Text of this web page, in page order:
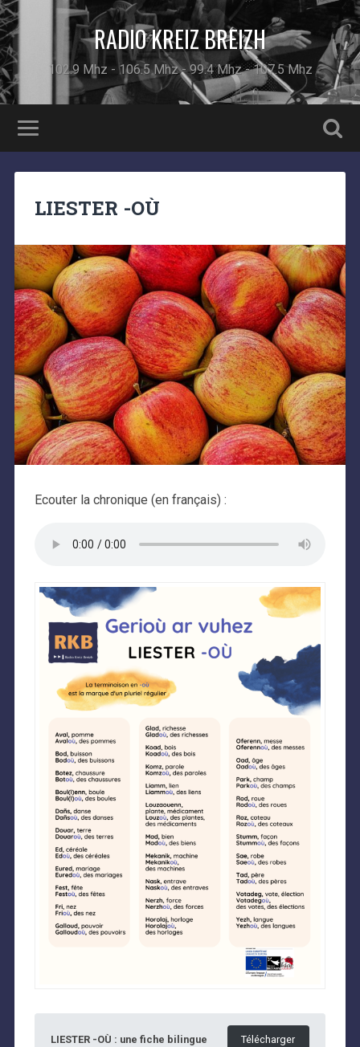
RADIO KREIZ BREIZH
102.9 Mhz - 106.5 Mhz - 99.4 Mhz - 107.5 Mhz
LIESTER -OÙ
Ecouter la chronique (en français) :
LIESTER -OÙ : une fiche bilingue Télécharger